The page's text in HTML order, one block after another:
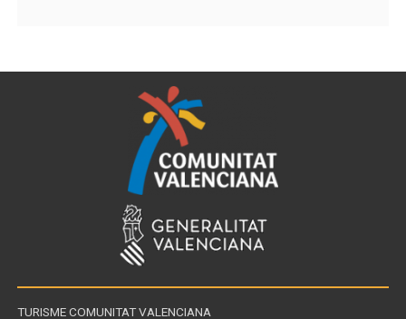
TURISME COMUNITAT VALENCIANA